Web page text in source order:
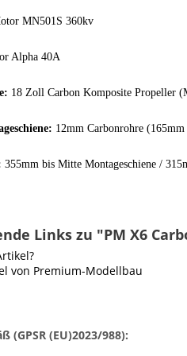
MN501S 360kv
Alpha 40A
18 Zoll Carbon Komposite Propeller
12mm Carbonrohre
355mm bis Mitte Montageschiene /
Links zu "PM X6
von Premium-Modellbau
(GPSR (EU)2023/988):